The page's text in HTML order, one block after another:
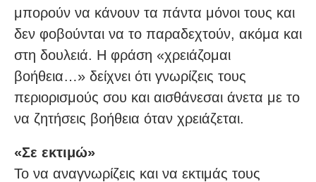
μπορούν να κάνουν τα πάντα μόνοι τους και
δεν φοβούνται να το παραδεχτούν, ακόμα και
στη δουλειά. Η φράση «χρειάζομαι
βοήθεια…» δείχνει ότι γνωρίζεις τους
περιορισμούς σου και αισθάνεσαι άνετα με το
να ζητήσεις βοήθεια όταν χρειάζεται.
«Σε εκτιμώ»
Το να αναγνωρίζεις και να εκτιμάς τους